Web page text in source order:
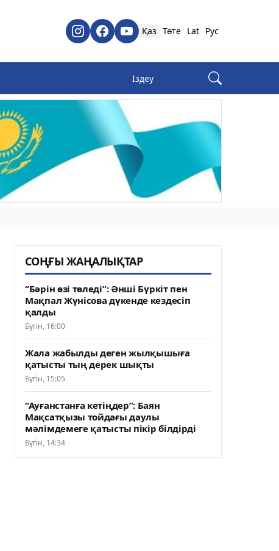
Қаз Төте Lat Рус
СОҢҒЫ ЖАҢАЛЫҚТАР
“Бәрін өзі төледі”: Әнші Бүркіт пен
Мақпал Жүнісова дүкенде кездесіп
қалды
Бүгін, 16:00
Жала жабылды деген жылқышыға
қатысты тың дерек шықты
Бүгін, 15:05
“Ауғанстанға кетіңдер”: Баян
Мақсатқызы тойдағы даулы
мәлімдемеге қатысты пікір білдірді
Бүгін, 14:34